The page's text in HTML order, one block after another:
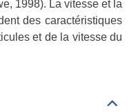
1998). La vitesse et la
des caractéristiques
et de la vitesse du